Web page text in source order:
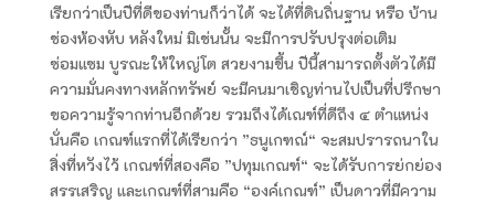
เรียกว่าเป็นปีที่ดีของท่านก็ว่าได้ จะได้ที่ดินถิ่นฐาน หรือ บ้าน
ช่องห้องหับ หลังใหม่ มิเช่นนั้น จะมีการปรับปรุงต่อเติม
ซ่อมแซม บูรณะให้ใหญ่โต สวยงามขึ้น ปีนี้สามารถตั้งตัวได้มี
ความมั่นคงทางหลักทรัพย์ จะมีคนมาเชิญท่านไปเป็นที่ปรึกษา
ขอความรู้จากท่านอีกด้วย รวมถึงได้เณฑ์ที่ดีถึง ๔ ตำแหน่ง
นั่นคือ เกณฑ์แรกที่ได้เรียกว่า ”ธนูเกฑณ์“ จะสมปรารถนาใน
สิ่งที่หวังไว้ เกณฑ์ที่สองคือ ”ปทุมเกณฑ์“ จะได้รับการย่กย่อง
สรรเสริญ และเกณฑ์ที่สามคือ “องค์เกณฑ์” เป็นดาวที่มีความ